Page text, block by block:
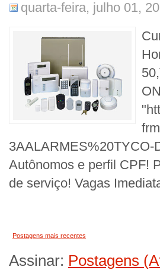
quarta-feira, julho 01,
3AALARMES%20TYCO-
Autônomos e perfil CPF!
de serviço! Vagas
Postagens mais recentes
Assinar: Postagens